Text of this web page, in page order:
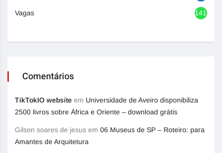
Vagas 1417
Comentários
TikTokIO website em Universidade de Aveiro disponibiliza
2500 livros sobre África e Oriente – download grátis
Gilson soares de jesus em 06 Museus de SP – Roteiro: para
Amantes de Arquitetura